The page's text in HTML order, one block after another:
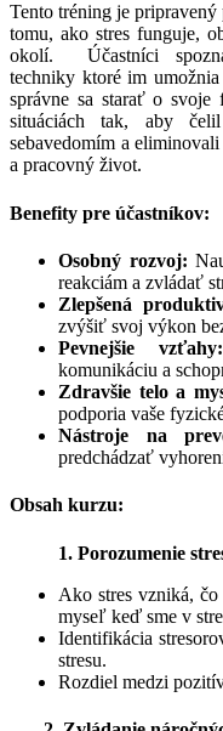
Tento tréning je
tomu, ako stres funguje,
okolí. Účastníci
techniky ktoré im
správne sa starať o svoje
situáciách tak, aby
sebavedomím a
a pracovný život.
Benefity pre účastníkov:
Osobný rozvoj:
reakciám a zvládať
Zlepšená
zvýšiť svoj výkon
Pevnejšie vzťahy:
komunikáciu a
Zdravšie telo a
podporia vaše
Nástroje na
predchádzať
Obsah kurzu:
1. Porozumenie
Ako stres vzniká, čo
myseľ keď sme v
Identifikácia
stresu.
Rozdiel medzi